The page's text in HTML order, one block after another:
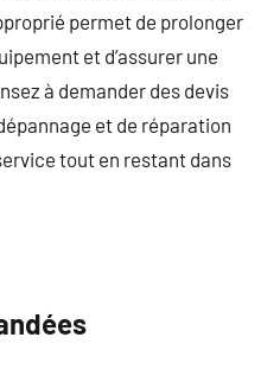
permet de prolonger
et d’assurer une
à demander des devis
et de réparation
tout en restant dans